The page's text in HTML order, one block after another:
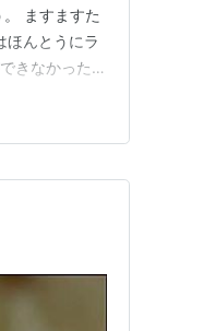
ますますた
んとうにラ
きなかったこ